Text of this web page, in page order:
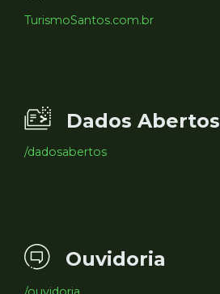
TurismoSantos.com.br
Dados Abertos
/dadosabertos
Ouvidoria